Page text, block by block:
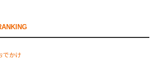
でかけ